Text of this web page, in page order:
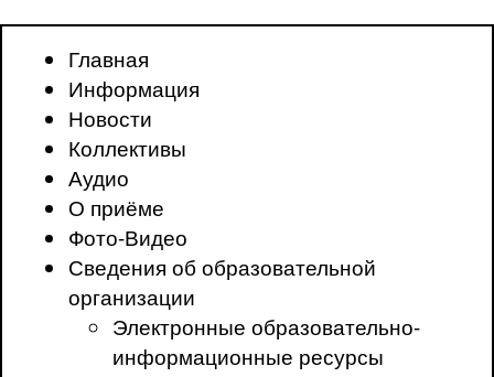
Главная
Информация
Новости
Коллективы
Аудио
О приёме
Фото-Видео
Сведения об образовательной
организации
Электронные образовательно-
информационные ресурсы